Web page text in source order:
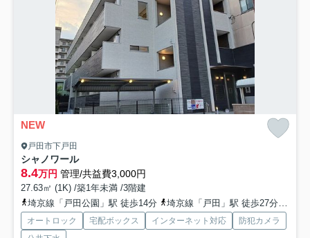
NEW
戸田市下戸田
シャノワール
8.4万円 管理/共益費3,000円
27.63㎡ (1K) /築1年未満 /3階建
埼京線「戸田公園」駅 徒歩14分
埼京線「戸田」駅 徒歩27分
オートロック 宅配ボックス インターネット対応
防犯カメラ